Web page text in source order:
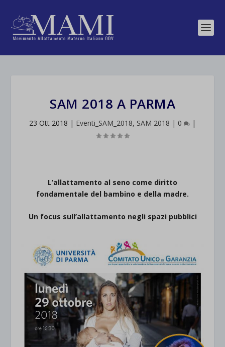
SAM 2018 A PARMA
23 Ott 2018 | Eventi_SAM_2018, SAM 2018 | 0 |
L’allattamento al seno come diritto
fondamentale del bambino e della madre.
Un focus sull’allattamento negli spazi pubblici